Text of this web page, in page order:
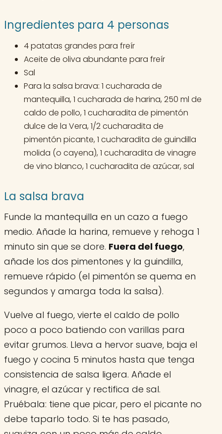
Ingredientes para 4 personas
4 patatas grandes para freír
Aceite de oliva abundante para freír
Sal
Para la salsa brava: 1 cucharada de
mantequilla, 1 cucharada de harina, 250 ml de
caldo de pollo, 1 cucharadita de pimentón
dulce de la Vera, 1/2 cucharadita de
pimentón picante, 1 cucharadita de guindilla
molida (o cayena), 1 cucharadita de vinagre
de vino blanco, 1 cucharadita de azúcar, sal
La salsa brava
Funde la mantequilla en un cazo a fuego
medio. Añade la harina, remueve y rehoga 1
minuto sin que se dore. Fuera del fuego,
añade los dos pimentones y la guindilla,
remueve rápido (el pimentón se quema en
segundos y amarga toda la salsa).
Vuelve al fuego, vierte el caldo de pollo
poco a poco batiendo con varillas para
evitar grumos. Lleva a hervor suave, baja el
fuego y cocina 5 minutos hasta que tenga
consistencia de salsa ligera. Añade el
vinagre, el azúcar y rectifica de sal.
Pruébala: tiene que picar, pero el picante no
debe taparlo todo. Si te has pasado,